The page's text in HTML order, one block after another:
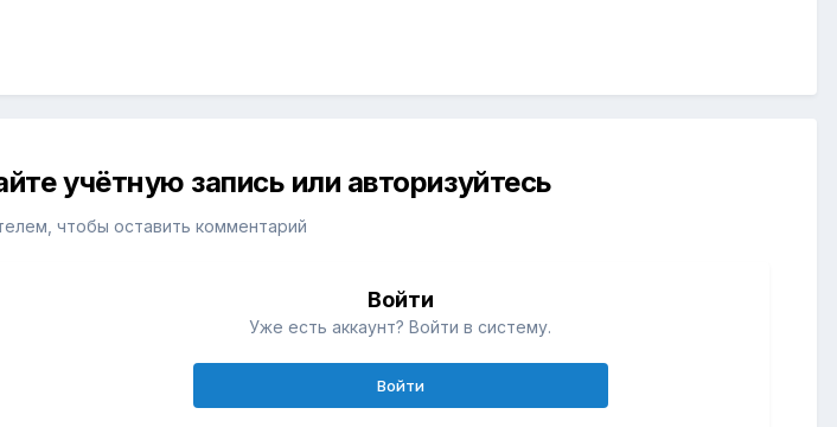
учётную запись или авторизуйтесь
чтобы оставить комментарий
Войти
Уже есть аккаунт? Войти в систему.
Войти